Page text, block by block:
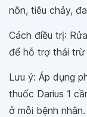
nôn, tiêu chảy,
Cách điều trị:
để hỗ trợ thải trừ
Lưu ý: Áp dụng
thuốc Darius 1
ở mỗi bệnh nhân.